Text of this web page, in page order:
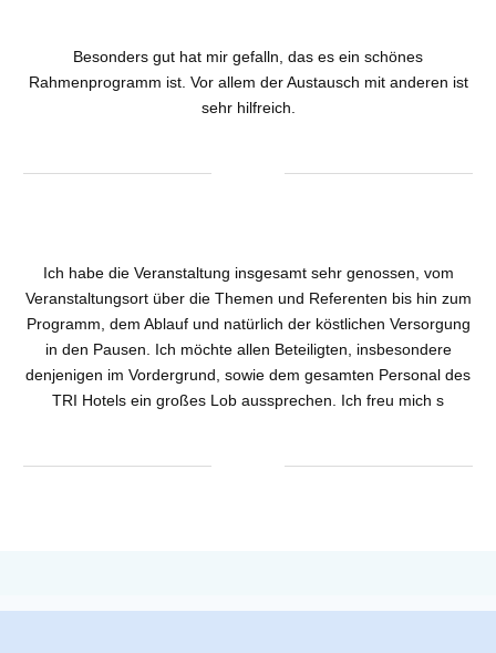
Besonders gut hat mir gefalln, das es ein schönes
Rahmenprogramm ist. Vor allem der Austausch mit anderen ist
sehr hilfreich.
Ich habe die Veranstaltung insgesamt sehr genossen, vom
Veranstaltungsort über die Themen und Referenten bis hin zum
Programm, dem Ablauf und natürlich der köstlichen Versorgung
in den Pausen. Ich möchte allen Beteiligten, insbesondere
denjenigen im Vordergrund, sowie dem gesamten Personal des
TRI Hotels ein großes Lob aussprechen. Ich freu mich s